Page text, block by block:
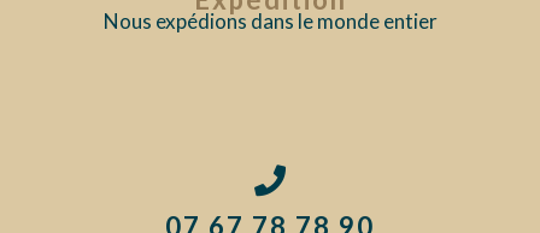
Nous expédions dans le monde entier
07 67 78 78 90